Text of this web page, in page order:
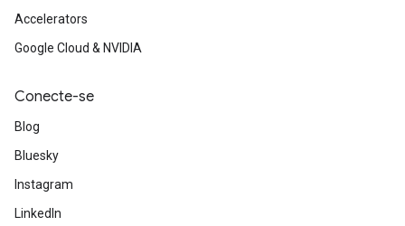
Accelerators
Google Cloud & NVIDIA
Conecte-se
Blog
Bluesky
Instagram
LinkedIn